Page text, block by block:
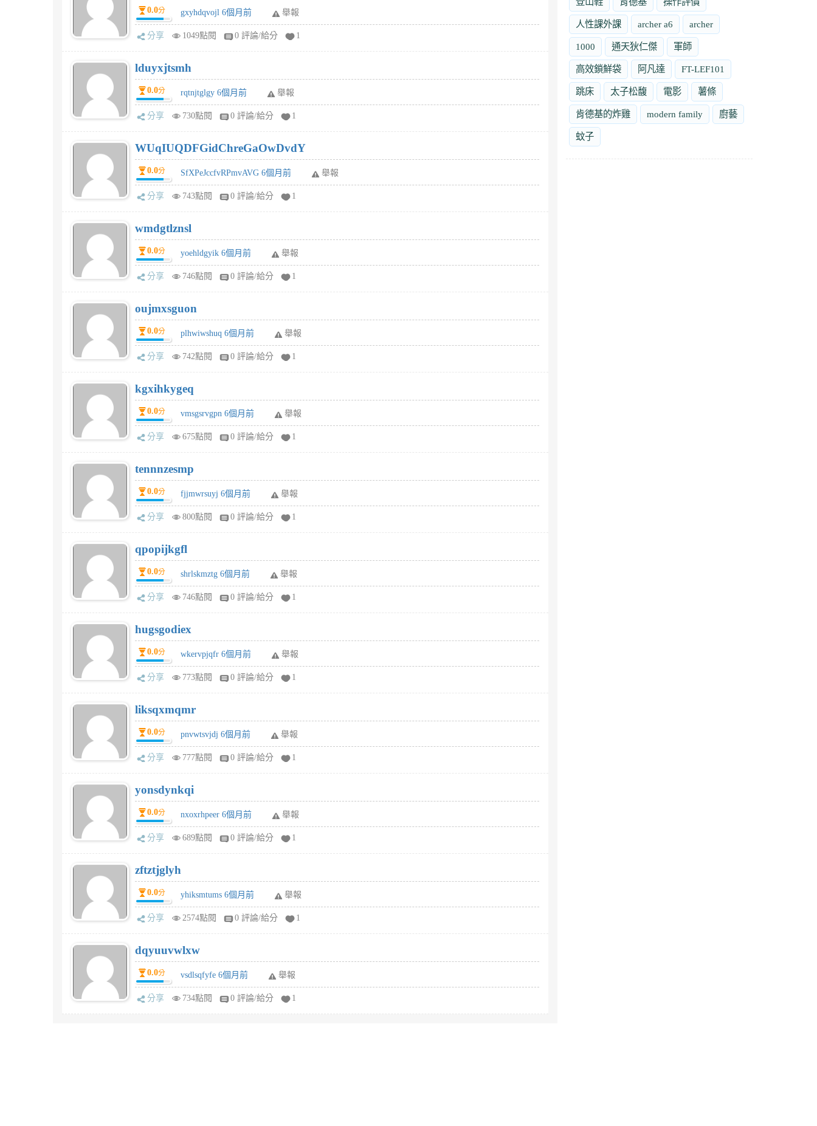
0.0分 gxyhdqvojl 6個月前 舉報
分享 1049點閱 0 評論/給分 1
lduyxjtsmh
0.0分 rqtnjtglgy 6個月前 舉報
分享 730點閱 0 評論/給分 1
WUqIUQDFGidChreGaOwDvdY
0.0分 SfXPeJccfvRPmvAVG 6個月前 舉報
分享 743點閱 0 評論/給分 1
wmdgtlznsl
0.0分 yoehldgyik 6個月前 舉報
分享 746點閱 0 評論/給分 1
oujmxsguon
0.0分 plhwiwshuq 6個月前 舉報
分享 742點閱 0 評論/給分 1
kgxihkygeq
0.0分 vmsgsrvgpn 6個月前 舉報
分享 675點閱 0 評論/給分 1
tennnzesmp
0.0分 fjjmwrsuyj 6個月前 舉報
分享 800點閱 0 評論/給分 1
qpopijkgfl
0.0分 shrlskmztg 6個月前 舉報
分享 746點閱 0 評論/給分 1
hugsgodiex
0.0分 wkervpjqfr 6個月前 舉報
分享 773點閱 0 評論/給分 1
liksqxmqmr
0.0分 pnvwtsvjdj 6個月前 舉報
分享 777點閱 0 評論/給分 1
yonsdynkqi
0.0分 nxoxrhpeer 6個月前 舉報
分享 689點閱 0 評論/給分 1
zftztjglyh
0.0分 yhiksmtums 6個月前 舉報
分享 2574點閱 0 評論/給分 1
dqyuuvwlxw
0.0分 vsdlsqfyfe 6個月前 舉報
分享 734點閱 0 評論/給分 1
人性課外課 archer a6 archer
1000 通天狄仁傑 軍師
高效鎖鮮袋 阿凡達 FT-LEF101
跳床 太子松馥 電影 薯條
肯德基的炸雞 modern family 廚藝
蚊子